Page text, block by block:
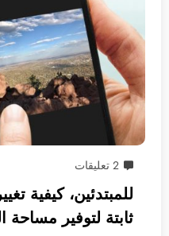
2 تعليقات
للمبتدئين، كيفية
ثابتة لتوفير مساحة